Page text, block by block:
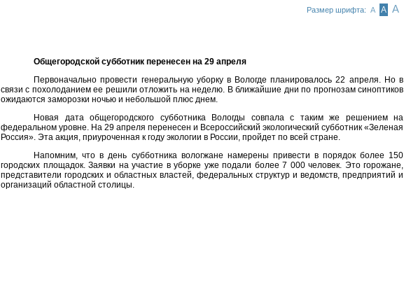
Размер шрифта: А А А
Общегородской субботник перенесен на 29 апреля
Первоначально провести генеральную уборку в Вологде планировалось 22 апреля. Но в
связи с похолоданием ее решили отложить на неделю. В ближайшие дни по прогнозам синоптиков
ожидаются заморозки ночью и небольшой плюс днем.
Новая дата общегородского субботника Вологды совпала с таким же решением на
федеральном уровне. На 29 апреля перенесен и Всероссийский экологический субботник «Зеленая
Россия». Эта акция, приуроченная к году экологии в России, пройдет по всей стране.
Напомним, что в день субботника вологжане намерены привести в порядок более 150
городских площадок. Заявки на участие в уборке уже подали более 7 000 человек. Это горожане,
представители городских и областных властей, федеральных структур и ведомств, предприятий и
организаций областной столицы.